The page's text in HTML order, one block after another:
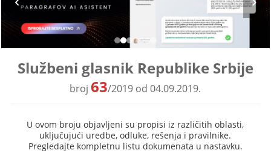
Službeni glasnik Republike Srbije
broj63/2019 od 04.09.2019.
U ovom broju objavljeni su propisi iz različitih oblasti,
uključujući uredbe, odluke, rešenja i pravilnike.
Pregledajte kompletnu listu dokumenata u nastavku.